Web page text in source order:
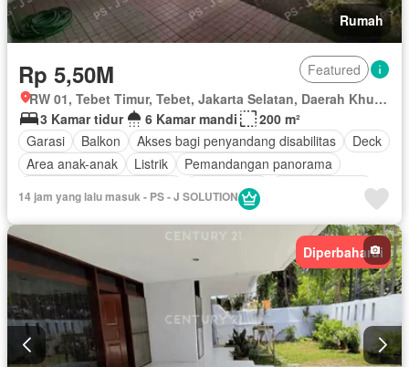
Rumah
Rp 5,50M
Featured
RW 01, Tebet Timur, Tebet, Jakarta Selatan, Daerah Khusus Ibukota Jakarta
3 Kamar tidur
6 Kamar mandi
200 m²
Garasi
Balkon Akses bagi penyandang disabilitas
Deck
Area anak-anak
Listrik
Pemandangan panorama
Taman atap
Ruang layanan
Secure parking
Keamanan 24 jam
Halaman
Fully fenced
Sebagian perabotan
14 jam yang lalu masuk - PS - J SOLUTION
Diperbaharui